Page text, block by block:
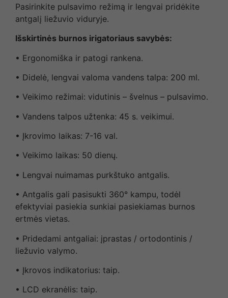
Pasirinkite pulsavimo režimą ir lengvai pridėkite
antgalį liežuvio viduryje.
Išskirtinės burnos irigatoriaus savybės:
• Ergonomiška ir patogi rankena.
• Didelė, lengvai valoma vandens talpa: 200 ml.
• Veikimo režimai: vidutinis – švelnus – pulsavimo.
• Vandens talpos užtenka: 45 s. veikimui.
• Įkrovimo laikas: 7-16 val.
• Veikimo laikas: 50 dienų.
• Lengvai nuimamas purkštuko antgalis.
• Antgalis gali pasisukti 360° kampu, todėl
efektyviai pasiekia sunkiai pasiekiamas burnos
ertmės vietas.
• Pridedami antgaliai: įprastas / ortodontinis /
liežuvio valymo.
• Įkrovos indikatorius: taip.
• LCD ekranėlis: taip.